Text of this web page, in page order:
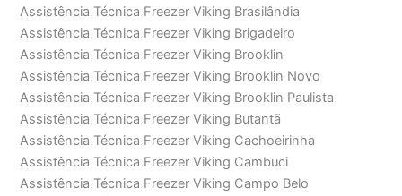
Assistência Técnica Freezer Viking Brasilândia
Assistência Técnica Freezer Viking Brigadeiro
Assistência Técnica Freezer Viking Brooklin
Assistência Técnica Freezer Viking Brooklin Novo
Assistência Técnica Freezer Viking Brooklin Paulista
Assistência Técnica Freezer Viking Butantã
Assistência Técnica Freezer Viking Cachoeirinha
Assistência Técnica Freezer Viking Cambuci
Assistência Técnica Freezer Viking Campo Belo